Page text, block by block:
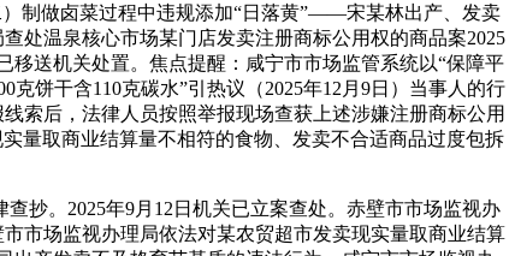
制做卤菜过程中违规添加“日落黄”——宋某林出产、发卖
处温泉核心市场某门店发卖注册商标公用权的商品案2025
送机关处置。焦点提醒：咸宁市市场监管系统以“保障平
饼干含110克碳水”引热议（2025年12月9日）当事人的行
索后，法律人员按照举报现场查获上述涉嫌注册商标公用
量取商业结算量不相符的食物、发卖不合适商品过度包拆
抄。2025年9月12日机关已立案查处。赤壁市市场监视办
市场监视办理局依法对某农贸超市发卖现实量取商业结算